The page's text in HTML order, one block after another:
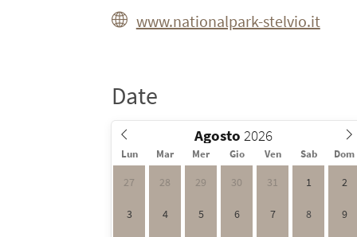
www.nationalpark-stelvio.it
Date
Agosto
Lun Mar Mer Gio Ven Sab Dom
27 28 29 30 31 1 2
3 4 5 6 7 8 9